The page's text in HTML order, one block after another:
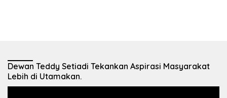
Dewan Teddy Setiadi Tekankan Aspirasi Masyarakat
Lebih di Utamakan.